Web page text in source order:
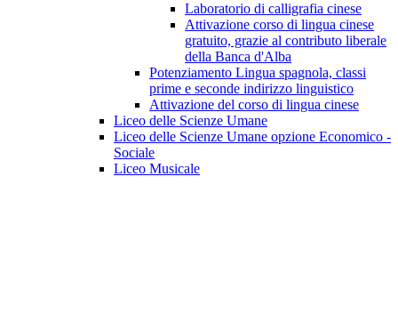
Laboratorio di calligrafia cinese
Attivazione corso di lingua cinese
gratuito, grazie al contributo liberale
della Banca d'Alba
Potenziamento Lingua spagnola, classi
prime e seconde indirizzo linguistico
Attivazione del corso di lingua cinese
Liceo delle Scienze Umane
Liceo delle Scienze Umane opzione Economico -
Sociale
Liceo Musicale